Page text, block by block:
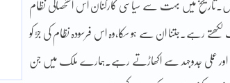
میں بہت سے سیاسی کارکنان اس استحصالی نظام
رہے۔جتنا ان سے ہو سکا،وہ اس فرسودہ نظام کی جڑ کو
اور عملی جدوجہد سے اکھاڑتے رہے۔ہمارے ملک میں جن